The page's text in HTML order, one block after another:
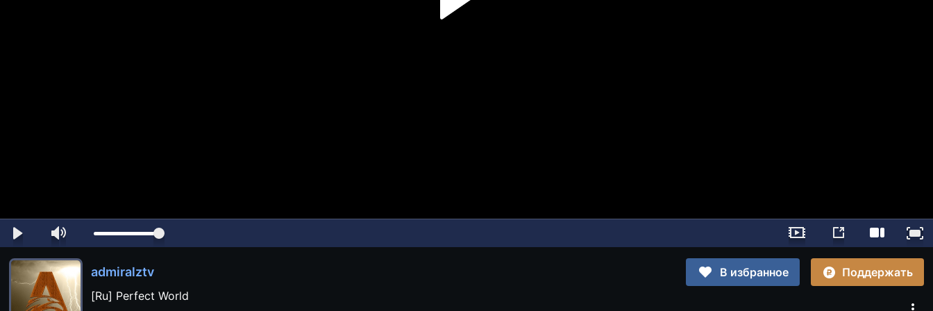
admiralztv В избранное
Поддержать
[Ru] Perfect World